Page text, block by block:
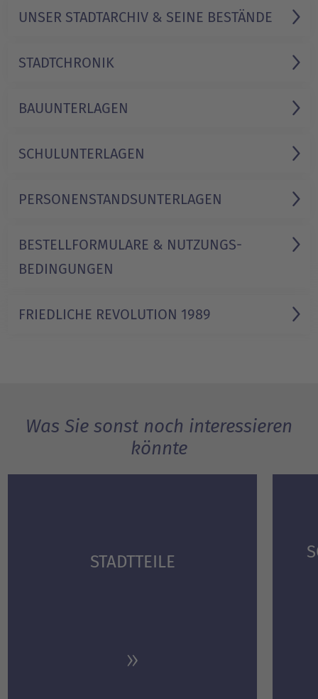
UNSER STADTARCHIV & SEINE BESTÄNDE
STADT­CHRONIK
BAU­UNTERLAGEN
SCHUL­UNTERLAGEN
PERSONEN­STANDS­UNTERLAGEN
BESTELL­FORMULARE & NUTZUNGS­
BEDINGUNGEN
FRIEDLICHE REVOLUTION 1989
Was Sie sonst noch interessieren
könnte
STADTTEILE